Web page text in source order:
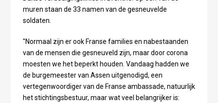
muren staan de 33 namen van de gesneuvelde
soldaten.
"Normaal zijn er ook Franse families en nabestaanden
van de mensen die gesneuveld zijn, maar door corona
moesten we het beperkt houden. Vandaag hadden we
de burgemeester van Assen uitgenodigd, een
vertegenwoordiger van de Franse ambassade, natuurlijk
het stichtingsbestuur, maar wat veel belangrijker is: